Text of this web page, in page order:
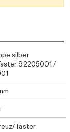
silber
92205001 /
Taster